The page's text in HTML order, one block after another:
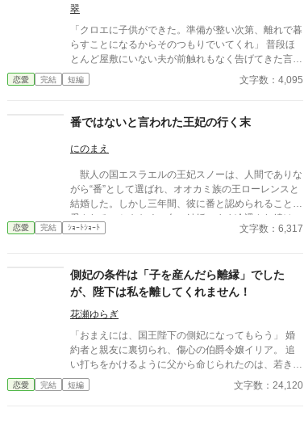
翠
「クロエに子供ができた。準備が整い次第、離れで暮
らすことになるからそのつもりでいてくれ」 普段ほ
とんど屋敷にいない夫が前触れもなく告げてきた言葉
をきっかけに、レティシアは“三年間”の契約を終わら
せることにした。 赤の他人を屋敷に迎えることはし
って、面倒でしょう？」 不誠実な夫も、無意味な結
婚も、 この際すべて切り捨ててしまいましょう。
恋愛 完結 短編 文字数：4,095
番ではないと言われた王妃の行く末
にのまえ
獣人の国エスラエルの王妃スノーは、人間でありな
がら“番”として選ばれ、オオカミ族の王ローレンスと
結婚した。しかし三年間、彼に番と認められることも
愛されることもなく、白い結婚のまま冷遇され続け
る。 それでも王妃として国に尽くしてきたスノー
たスノーは離縁を決意し、国を去ろうとする。 し
かしその道中、レイアー嬢の実家の襲撃に遭い、スノ
魔法で多くの命を救う。 これでスノーの、人生は
終わりのはずだった。 だが次に目を覚ますと、ス
ノーは三年前の結婚式当日に戻っていた。何度死んで
も、何度拒絶しても、結婚式の誓いの瞬間へと戻され
る。 番から逃れようと、スノーは何度も死を選ぶ
が――。
恋愛 完結 ｼｮｰﾄｼｮｰﾄ 文字数：6,317
側妃の条件は「子を産んだら離縁」でした
が、陛下は私を離してくれません！
花瀬ゆらぎ
「おまえには、国王陛下の側妃になってもらう」 婚
約者と親友に裏切られ、傷心の伯爵令嬢イリア。 追
い打ちをかけるように父から命じられたのは、若き国
王フェイランの側妃になることだった。 しかし、王
宮で待っていたのは、「世継ぎを産んだら離縁」とい
恋愛 完結 短編 文字数：24,120